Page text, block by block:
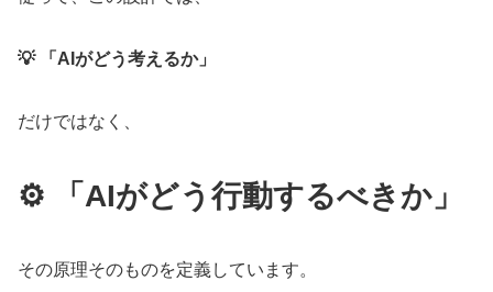
💡 「AIがどう考えるか」
だけではなく、
⚙️ 「AIがどう行動するべきか」
その原理そのものを定義しています。